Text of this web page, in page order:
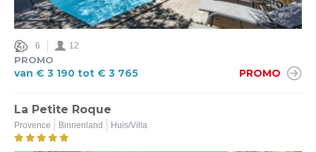
6 12
PROMO
van € 3 190 tot € 3 765 PROMO
La Petite Roque
Provence Binnenland Huis/Villa